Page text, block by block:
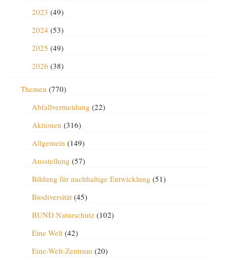
2023 (49)
2024 (53)
2025 (49)
2026 (38)
Themen (770)
Abfallvermeidung (22)
Aktionen (316)
Allgemein (149)
Ausstellung (57)
Bildung für nachhaltige Entwicklung (51)
Biodiversität(45)
BUND Naturschutz(102)
Eine Welt(42)
Eine-Welt-Zentrum(20)